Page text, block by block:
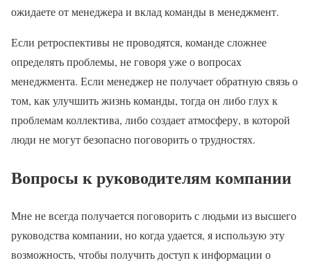
ожидаете от менеджера и вклад команды в менеджмент.
Если ретроспективы не проводятся, команде сложнее
определять проблемы, не говоря уже о вопросах
менеджмента. Если менеджер не получает обратную связь о
том, как улучшить жизнь команды, тогда он либо глух к
проблемам коллектива, либо создает атмосферу, в которой
люди не могут безопасно поговорить о трудностях.
Вопросы к руководителям компании
Мне не всегда получается поговорить с людьми из высшего
руководства компании, но когда удается, я использую эту
возможность, чтобы получить доступ к информации о